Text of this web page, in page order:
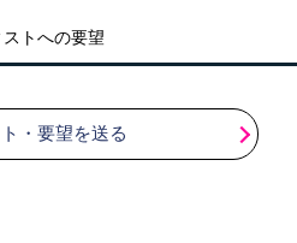
トへの要望
・要望を送る